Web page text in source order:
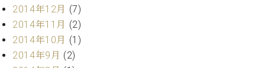
ア
ー
テ
2014年12月 (7)
2014年11月 (2)
2014年10月 (1)
2014年9月 (2)